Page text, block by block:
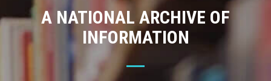
A NATIONAL ARCHIVE OF
INFORMATION